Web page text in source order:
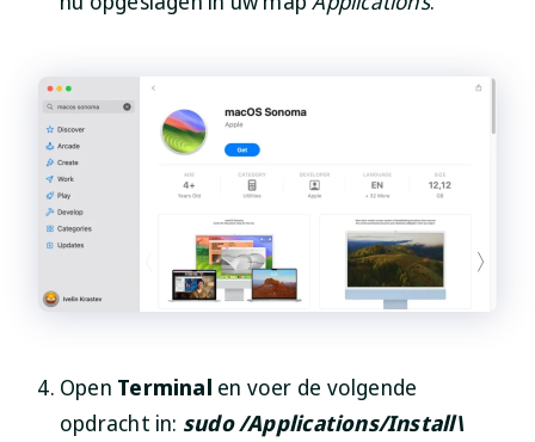
Open Terminal en voer de volgende
opdracht in: sudo /Applications/Install\